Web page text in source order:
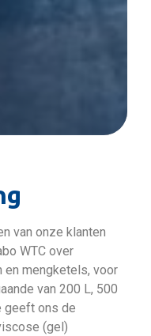
van onze klanten
WTC over
en mengketels, voor
van 200 L, 500
geeft ons de
(gel)